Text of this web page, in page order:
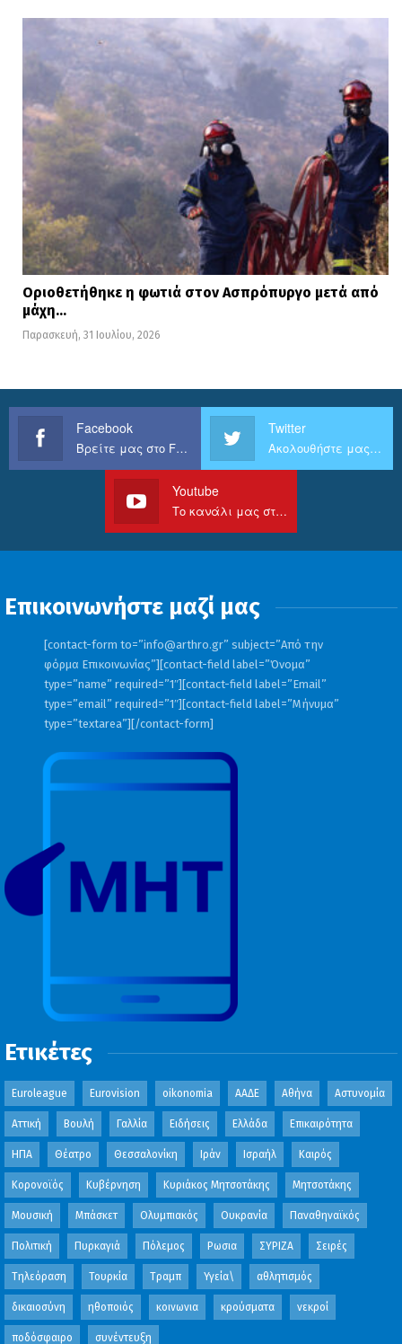
Οριοθετήθηκε η φωτιά στον Ασπρόπυργο μετά από
μάχη…
Παρασκευή, 31 Ιουλίου, 2026
Facebook
Βρείτε μας στο Facebook
Twitter
Ακολουθήστε μας στο Twitter
Youtube
Το κανάλι μας στο Youtube
Επικοινωνήστε μαζί μας
[contact-form to=”info@arthro.gr” subject=”Από την
φόρμα Επικοινωνίας”][contact-field label=”Όνομα”
type=”name” required=”1″][contact-field label=”Email”
type=”email” required=”1″][contact-field label=”Μήνυμα”
type=”textarea”][/contact-form]
Ετικέτες
Euroleague Eurovision oikonomia ΑΑΔΕ Αθήνα Αστυνομία
Αττική Βουλή Γαλλία Ειδήσεις Ελλάδα Επικαιρότητα
ΗΠΑ Θέατρο Θεσσαλονίκη Ιράν Ισραήλ Καιρός
Κορονοϊός Κυβέρνηση Κυριάκος Μητσοτάκης Μητσοτάκης
Μουσική Μπάσκετ Ολυμπιακός Ουκρανία Παναθηναϊκός
Πολιτική Πυρκαγιά Πόλεμος Ρωσια ΣΥΡΙΖΑ Σειρές
Τηλεόραση Τουρκία Τραμπ Υγεία\ αθλητισμός
δικαιοσύνη ηθοποιός κοινωνια κρούσματα νεκροί
ποδόσφαιρο συνέντευξη